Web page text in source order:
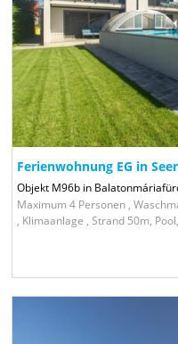
Ferienwohnung EG in
Objekt M96b in
Maximum 4 Personen ,
, Klimaanlage , Strand 50m,